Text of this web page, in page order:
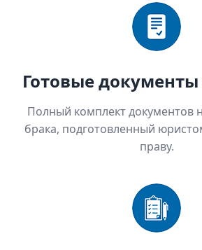
Готовые
Полный комплект документов
брака, подготовленный
праву.